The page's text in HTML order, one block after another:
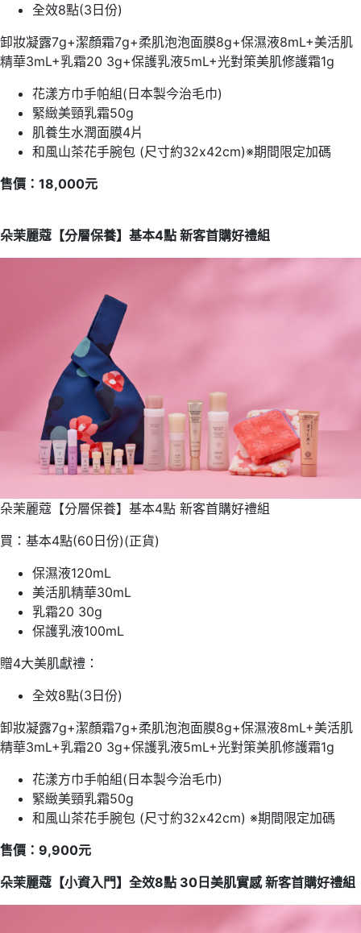
全效8點(3日份)
卸妝凝露7g+潔顏霜7g+柔肌泡泡面膜8g+保濕液8mL+美活肌
精華3mL+乳霜20 3g+保護乳液5mL+光對策美肌修護霜1g
花漾方巾手帕組(日本製今治毛巾)
緊緻美頸乳霜50g
肌養生水潤面膜4片
和風山茶花手腕包 (尺寸約32x42cm)※期間限定加碼
售價：18,000元
朵茉麗蔻【分層保養】基本4點 新客首購好禮組
朵茉麗蔻【分層保養】基本4點 新客首購好禮組
買：基本4點(60日份)(正貨)
保濕液120mL
美活肌精華30mL
乳霜20 30g
保護乳液100mL
贈4大美肌獻禮：
全效8點(3日份)
卸妝凝露7g+潔顏霜7g+柔肌泡泡面膜8g+保濕液8mL+美活肌
精華3mL+乳霜20 3g+保護乳液5mL+光對策美肌修護霜1g
花漾方巾手帕組(日本製今治毛巾)
緊緻美頸乳霜50g
和風山茶花手腕包 (尺寸約32x42cm) ※期間限定加碼
售價：9,900元
朵茉麗蔻【小資入門】全效8點 30日美肌實感 新客首購好禮組